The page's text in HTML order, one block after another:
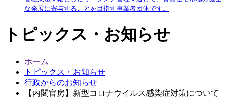
な発展に寄与することを目指す事業者団体です。
トピックス・お知らせ
ホーム
トピックス・お知らせ
行政からのお知らせ
【内閣官房】新型コロナウイルス感染症対策について